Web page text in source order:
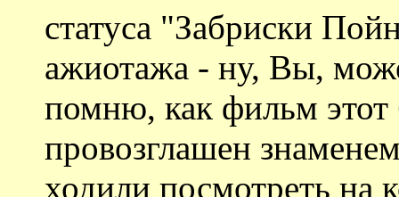
статуса "Забриски
ажиотажа - ну, Вы,
помню, как фильм этот
провозглашен
ходили посмотреть на